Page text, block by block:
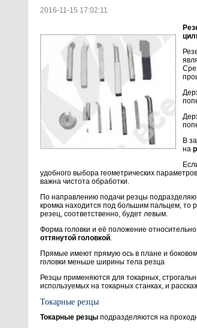
2016-11-15 17:02:11
В
на
удобного выбора геометрических
важна чистота обработки.
По направлению подачи резцы
кромка находится под большим пальцем, то
резец, соответственно, будет левым.
Форма головки и её положение
оттянутой головкой.
Прямые имеют прямую ось в плане и боковом
головки меньше ширины тела резца
Резцы применяются для токарных,
используемых на токарных станках, и
Токарные резцы
Токарные резцы подразделяются на